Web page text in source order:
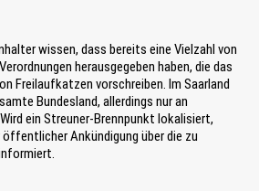
wissen, dass bereits eine Vielzahl von
herausgegeben haben, die das
Freilaufkatzen vorschreiben. Im Saarland
Bundesland, allerdings nur an
ein Streuner-Brennpunkt lokalisiert,
öffentlicher Ankündigung über die zu